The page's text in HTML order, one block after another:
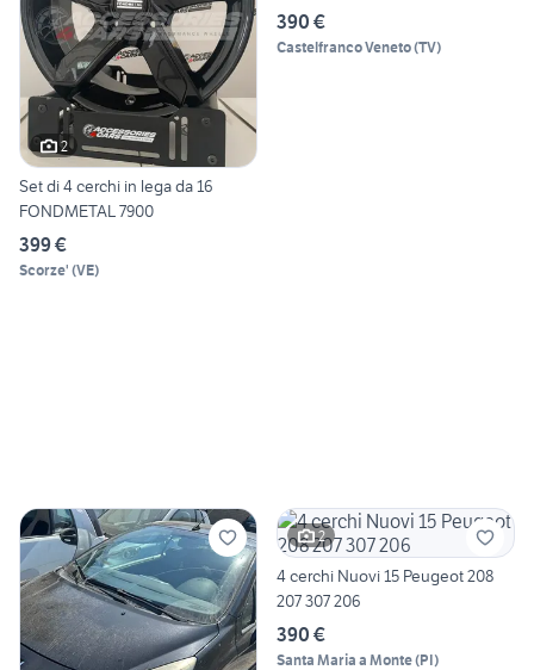
2
Set di 4 cerchi in lega da 16
FONDMETAL 7900
399 €
Scorze' (VE)
390 €
Castelfranco Veneto(TV)
2
4 cerchi Nuovi 15 Peugeot 208
207 307 206
390 €
Santa Maria a Monte(PI)